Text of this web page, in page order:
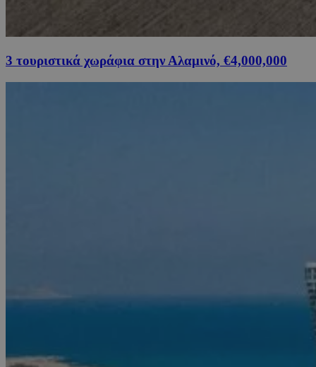
3 τουριστικά χωράφια στην Αλαμινό, €4,000,000